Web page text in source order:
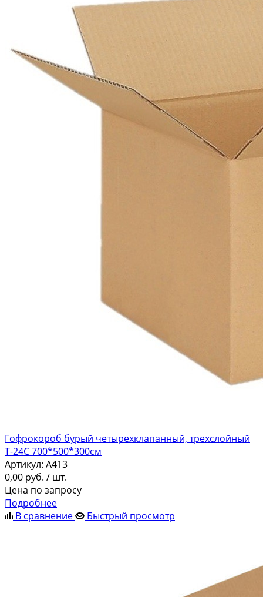
Гофрокороб бурый четырехклапанный, трехслойный
Т-24С 700*500*300см
Артикул: A413
0,00 руб. / шт.
Цена по запросу
Подробнее
В сравнение
Быстрый просмотр